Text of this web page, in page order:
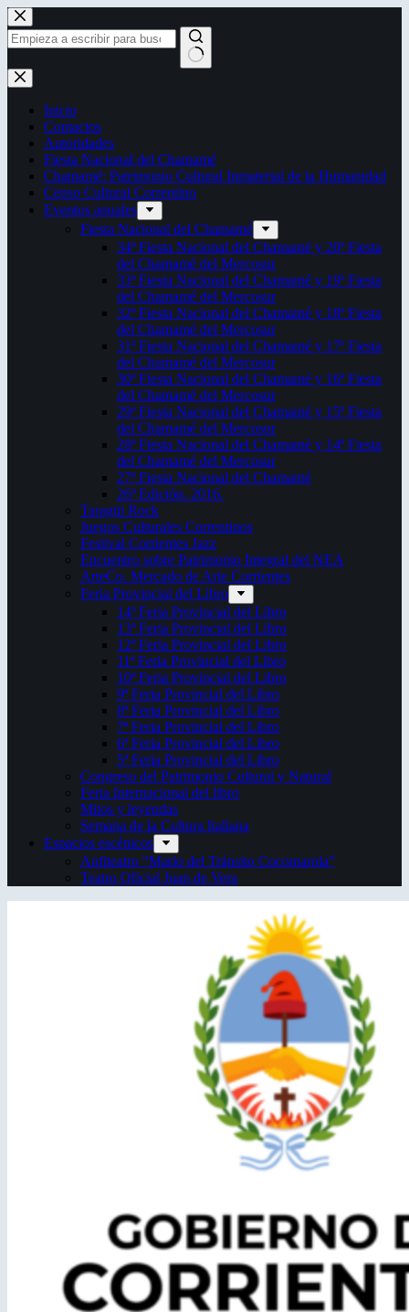
Saltar
al
contenido
Sin
resultados
Inicio
Contactos
Autoridades
Fiesta Nacional del Chamamé
Chamamé: Patrimonio Cultural Inmaterial de la Humanidad
Censo Cultural Correntino
Eventos anuales
Fiesta Nacional del Chamamé
34ª Fiesta Nacional del Chamamé y 20ª Fiesta
del Chamamé del Mercosur
33ª Fiesta Nacional del Chamamé y 19ª Fiesta
del Chamamé del Mercosur
32ª Fiesta Nacional del Chamamé y 18ª Fiesta
del Chamamé del Mercosur
31ª Fiesta Nacional del Chamamé y 17ª Fiesta
del Chamamé del Mercosur
30ª Fiesta Nacional del Chamamé y 16ª Fiesta
del Chamamé del Mercosur
29ª Fiesta Nacional del Chamamé y 15ª Fiesta
del Chamamé del Mercosur
28ª Fiesta Nacional del Chamamé y 14ª Fiesta
del Chamamé del Mercosur
27ª Fiesta Nacional del Chamamé
26ª Edición. 2016.
Taragüi Rock
Juegos Culturales Correntinos
Festival Corrientes Jazz
Encuentro sobre Patrimonio Integral del NEA
ArteCo. Mercado de Arte Corrientes
Feria Provincial del Libro
14ª Feria Provincial del Libro
13ª Feria Provincial del Libro
12ª Feria Provincial del Libro
11ª Feria Provincial del Libro
10ª Feria Provincial del Libro
9ª Feria Provincial del Libro
8ª Feria Provincial del Libro
7ª Feria Provincial del Libro
6ª Feria Provincial del Libro
5ª Feria Provincial del Libro
Congreso del Patrimonio Cultural y Natural
Feria Internacional del libro
Mitos y leyendas
Semana de la Cultura Italiana
Espacios escénicos
Anfiteatro “Mario del Tránsito Cocomarola”
Teatro Oficial Juan de Vera